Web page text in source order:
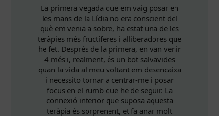
La primera vegada que em vaig posar en
les mans de la Lídia no era conscient del
què em venia a sobre, ha estat una de les
teràpies més fructíferes i alliberadores que
he fet. Després de la primera, en van venir
4 més i, realment, és un bot salvavides
quan la vida al meu voltant em desencaixa
i necessito tornar a centrar-me i posar
focus en el rumb que he de seguir. La
connexió interior que suposa aquesta
teràpia és sorprenent, et fa anar molt